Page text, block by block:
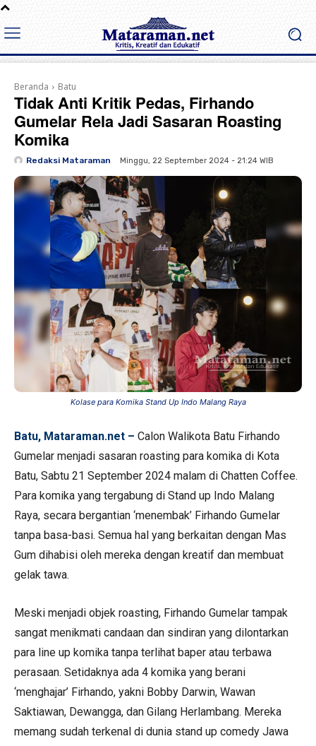
Beranda Batu
Tidak Anti Kritik Pedas, Firhando
Gumelar Rela Jadi Sasaran Roasting
Komika
Redaksi Mataraman Minggu, 22 September 2024 - 21:24 WIB
Kolase para Komika Stand Up Indo Malang Raya
Batu, Mataraman.net – Calon Walikota Batu Firhando
Gumelar menjadi sasaran roasting para komika di Kota
Batu, Sabtu 21 September 2024 malam di Chatten Coffee.
Para komika yang tergabung di Stand up Indo Malang
Raya, secara bergantian ‘menembak’ Firhando Gumelar
tanpa basa-basi. Semua hal yang berkaitan dengan Mas
Gum dihabisi oleh mereka dengan kreatif dan membuat
gelak tawa.
Meski menjadi objek roasting, Firhando Gumelar tampak
sangat menikmati candaan dan sindiran yang dilontarkan
para line up komika tanpa terlihat baper atau terbawa
perasaan. Setidaknya ada 4 komika yang berani
‘menghajar’ Firhando, yakni Bobby Darwin, Wawan
Saktiawan, Dewangga, dan Gilang Herlambang. Mereka
memang sudah terkenal di dunia stand up comedy Jawa